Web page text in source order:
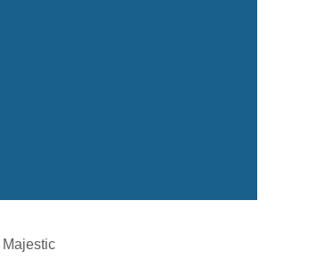
para Cães e Gatos
Majestic